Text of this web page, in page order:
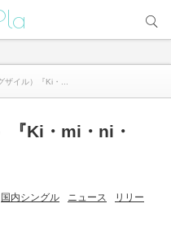
ザイル）『Ki・...
『Ki・mi・ni・
国内シングル ニュース
リリー